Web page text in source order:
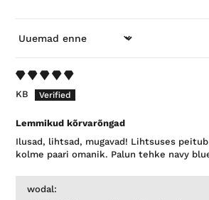
SORTEERI
KB
Lemmikud kõrvarõngad
Ilusad, lihtsad, mugavad! Lihtsuses
kolme paari omanik. Palun tehke navy
wodal: